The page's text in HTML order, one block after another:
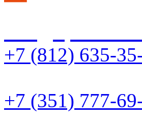
+7 (812) 635-
+7 (351) 777-